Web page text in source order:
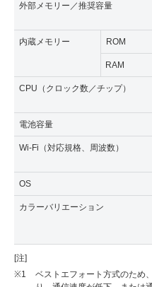
外部メモリー／推奨容量
内蔵メモリー ROM
RAM
CPU（クロック数／チップ）
電池容量
Wi-Fi（対応規格、周波数）
OS
カラーバリエーション
[注]
※1
ベストエフォート方式のため